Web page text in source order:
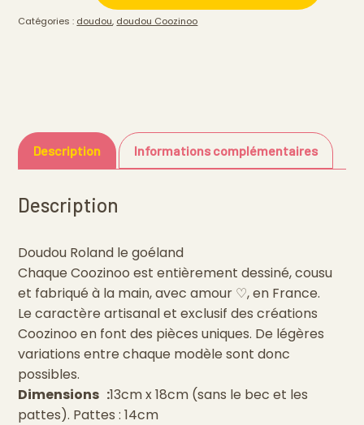
Roland
Catégories : doudou, doudou Coozinoo
Description Informations complémentaires
Description
Doudou Roland le goéland
Chaque Coozinoo est entièrement dessiné, cousu
et fabriqué à la main, avec amour ♡, en France.
Le caractère artisanal et exclusif des créations
Coozinoo en font des pièces uniques. De légères
variations entre chaque modèle sont donc
possibles.
Dimensions :13cm x 18cm (sans le bec et les
pattes). Pattes : 14cm